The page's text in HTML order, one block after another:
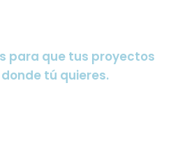
para que tus proyectos
tú quieres.